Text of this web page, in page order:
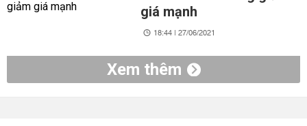
giá mạnh
18:44 | 27/06/2021
Xem thêm